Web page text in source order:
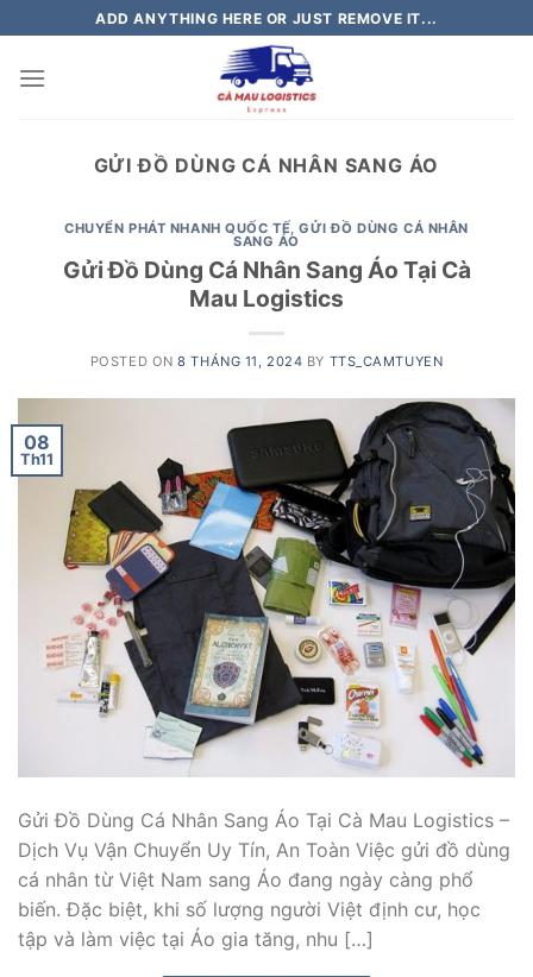
to
content
ADD ANYTHING HERE OR JUST REMOVE IT...
GỬI ĐỒ DÙNG CÁ NHÂN SANG ÁO
CHUYỂN PHÁT NHANH QUỐC TẾ,GỬI ĐỒ DÙNG CÁ NHÂN
SANG ÁO
Gửi Đồ Dùng Cá Nhân Sang Áo Tại Cà
Mau Logistics
POSTED ON8 THÁNG 11, 2024 BY TTS_CAMTUYEN
08
Th11
Gửi Đồ Dùng Cá Nhân Sang Áo Tại Cà Mau Logistics –
Dịch Vụ Vận Chuyển Uy Tín, An Toàn Việc gửi đồ dùng
cá nhân từ Việt Nam sang Áo đang ngày càng phổ
biến. Đặc biệt, khi số lượng người Việt định cư, học
tập và làm việc tại Áo gia tăng, nhu […]